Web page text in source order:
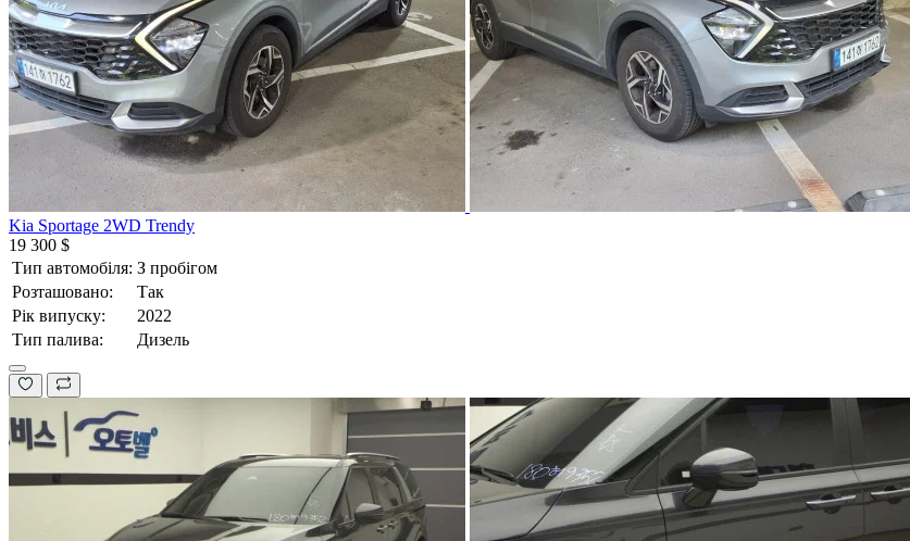
Kia Sportage 2WD Trendy
19 300 $
Тип автомобіля: З пробігом
Розташовано:
Так
Рік випуску:
2022
Тип палива:
Дизель